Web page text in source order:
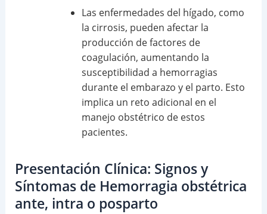
Las enfermedades del hígado, como
la cirrosis, pueden afectar la
producción de factores de
coagulación, aumentando la
susceptibilidad a hemorragias
durante el embarazo y el parto. Esto
implica un reto adicional en el
manejo obstétrico de estos
pacientes.
Presentación Clínica: Signos y
Síntomas de Hemorragia obstétrica
ante, intra o posparto